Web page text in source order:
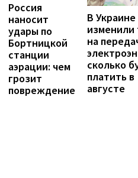
Россия
наносит
удары по
Бортницкой
станции
аэрации: чем
грозит
повреждение
В Украине
на
сколько
платить в
августе